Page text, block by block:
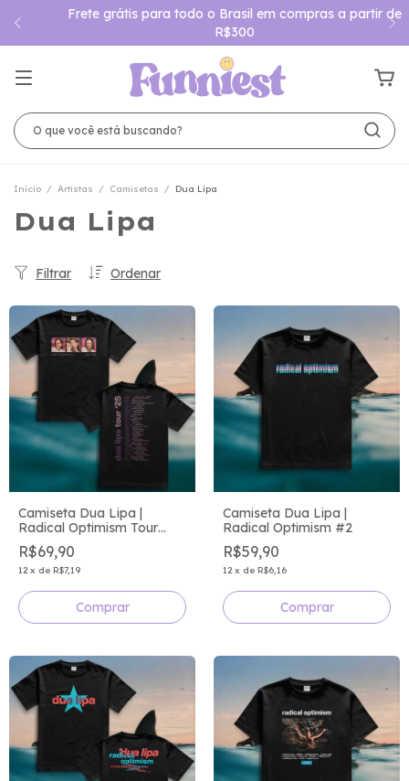
Frete grátis para todo o Brasil em compras a partir de
R$300
Início / Artistas / Camisetas / Dua Lipa
Dua Lipa
Ordenar
Filtrar
Camiseta Dua Lipa |
Radical Optimism Tour
Cities
R$69,90
12 x de R$7,19
Comprar
Camiseta Dua Lipa |
Radical Optimism #2
R$59,90
12 x de R$6,16
Comprar